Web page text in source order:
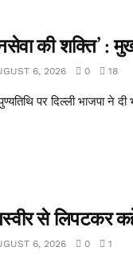
की शक्ति’ :
6, 2026 0 18
पर दिल्ली भाजपा ने दी
से लिपटकर
6, 2026 0 1